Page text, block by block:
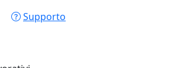
Supporto